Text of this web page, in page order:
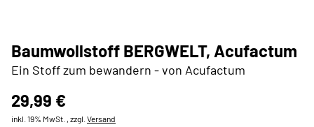
Baumwollstoff BERGWELT, Acufactum
Ein Stoff zum bewandern - von Acufactum
29,99 €
inkl. 19% MwSt. , zzgl. Versand